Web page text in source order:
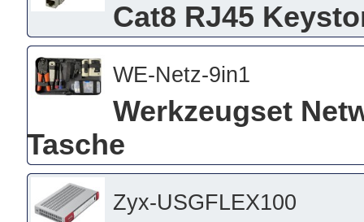
Cat8 RJ45
WE-Netz-9in1
Werkzeugset
Tasche
Zyx-USGFLEX100